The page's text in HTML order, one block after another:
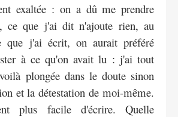
exaltée : on a dû me prendre
ce que j'ai dit n'ajoute rien, au
que j'ai écrit, on aurait préféré
à ce qu'on avait lu : j'ai tout
plongée dans le doute sinon
et la détestation de moi-même.
plus facile d'écrire. Quelle